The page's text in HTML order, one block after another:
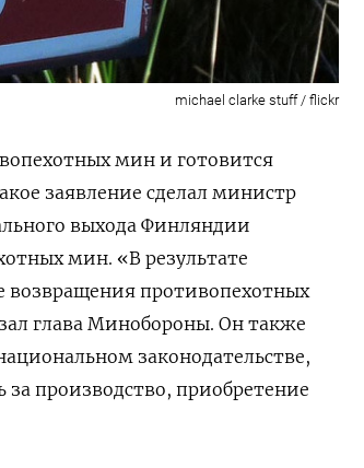
michael clarke stuff / flickr
мин и готовится
заявление сделал министр
выхода Финляндии
мин. «В результате
возвращения противопехотных
глава Минобороны. Он также
законодательстве,
производство, приобретение